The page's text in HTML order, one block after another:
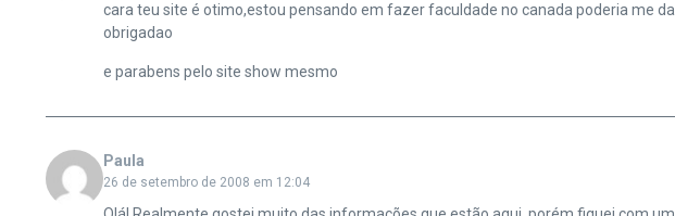
cara teu site é otimo,estou pensando em fazer faculdade no canada poderia me
obrigadao
e parabens pelo site show mesmo
Paula
26 de setembro de 2008 em 12:04